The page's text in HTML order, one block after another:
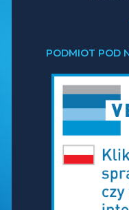
PODMIOT POD